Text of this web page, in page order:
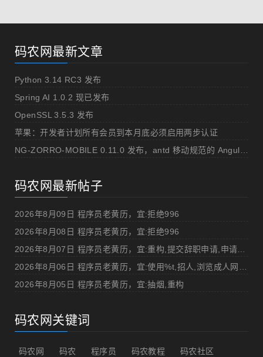
码农网最新文章
Python 3.14 RC3 发布
Spring AI 1.0.2 现已发布
OpenSSL 3.5.3 发布
苹果：开发者计划所有会员到本月底必须启用两步认证
码农网最新帖子
2026年8月09日 程序员老黄历，宜:拒绝996
2026年8月08日 程序员老黄历，宜:拒绝996
2026年8月05日 程序员老黄历，宜:抽烟,重构
码农网关键词
码农网 码农 程序员 码农教程 码农社区